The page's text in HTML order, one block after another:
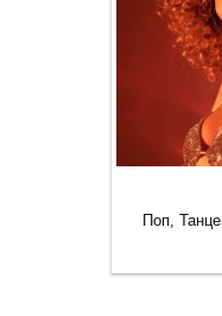
Поп,